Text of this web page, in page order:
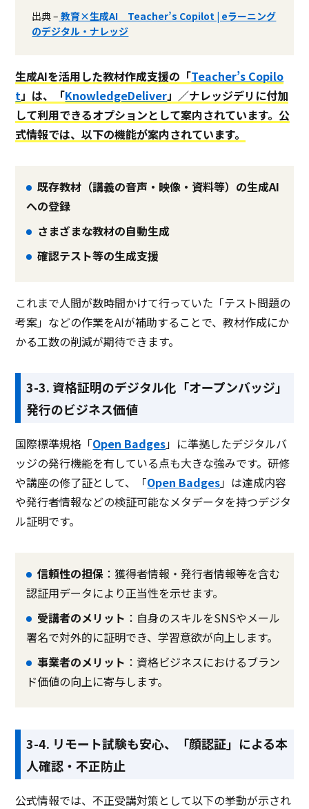
出典 – 教育×生成AI Teacher’s Copilot | eラーニング
のデジタル・ナレッジ
生成AIを活用した教材作成支援の「Teacher’s Copilo
t 」は、「KnowledgeDeliver」／ナレッジデリに付加
して利用できるオプションとして案内されています。公
式情報では、以下の機能が案内されています。
既存教材（講義の音声・映像・資料等）の生成AI
への登録
さまざまな教材の自動生成
確認テスト等の生成支援
これまで人間が数時間かけて行っていた「テスト問題の
考案」などの作業をAIが補助することで、教材作成にか
かる工数の削減が期待できます。
3-3. 資格証明のデジタル化「オープンバッジ」
発行のビジネス価値
国際標準規格「Open Badges」に準拠したデジタルバ
ッジの発行機能を有している点も大きな強みです。研修
や講座の修了証として、「Open Badges」は達成内容
や発行者情報などの検証可能なメタデータを持つデジタ
ル証明です。
信頼性の担保 ：獲得者情報・発行者情報等を含む
認証用データにより正当性を示せます。
受講者のメリット ：自身のスキルをSNSやメール
署名で対外的に証明でき、学習意欲が向上します。
事業者のメリット ：資格ビジネスにおけるブラン
ド価値の向上に寄与します。
3-4. リモート試験も安心、「顔認証」による本
人確認・不正防止
公式情報では、不正受講対策として以下の挙動が示され